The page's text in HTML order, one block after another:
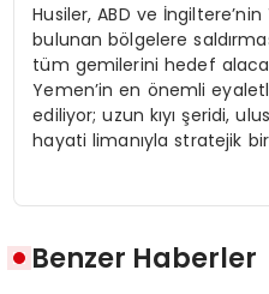
Husiler, ABD ve
bulunan bölgelere
tüm gemilerini hedef
Yemen’in en önemli
ediliyor; uzun kıyı şeridi,
hayati limanıyla stratejik
Benzer Haberler